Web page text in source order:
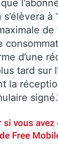
s’élèvera
d’une
tard sur
la
si vous
Free